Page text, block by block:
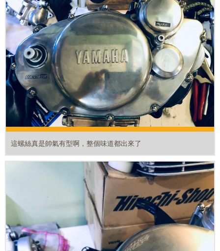
這螺絲真是帥氣有型啊，整個味道都出來了